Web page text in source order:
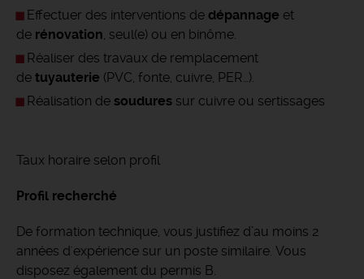
Effectuer des interventions de dépannage et
de rénovation, seul(e) ou en binôme.
Réaliser des travaux de remplacement
de tuyauterie (PVC, fonte, cuivre, PER…).
Réalisation de soudures sur cuivre ou sertissages
Taux horaire selon profil
Profil recherché
De formation technique, vous justifiez d’au moins 2
années d'expérience sur un poste similaire. Vous
disposez également du permis B.